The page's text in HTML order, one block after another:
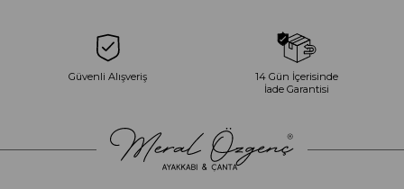
Güvenli Alışveriş
14 Gün İçerisinde
İade Garantisi